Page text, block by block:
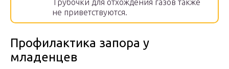
Трубочки для отхождения газов также
не приветствуются.
Профилактика запора у
младенцев